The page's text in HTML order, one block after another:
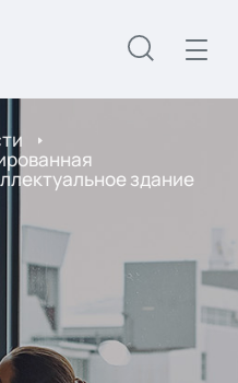
здание